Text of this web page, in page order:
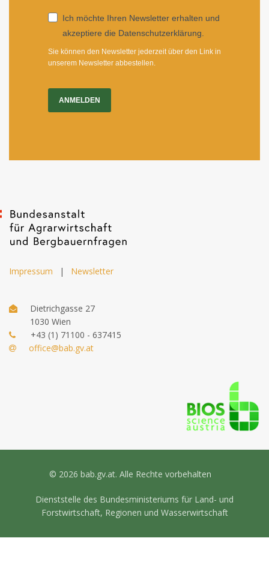
Ich möchte Ihren Newsletter erhalten und
akzeptiere die Datenschutzerklärung.
Sie können den Newsletter jederzeit über den Link in
unserem Newsletter abbestellen.
ANMELDEN
Impressum | Newsletter
Dietrichgasse 27
1030 Wien
+43 (1) 71100 - 637415
office@bab.gv.at
© 2026 bab.gv.at. Alle Rechte vorbehalten
Dienststelle des Bundesministeriums für Land- und
Forstwirtschaft, Regionen und Wasserwirtschaft